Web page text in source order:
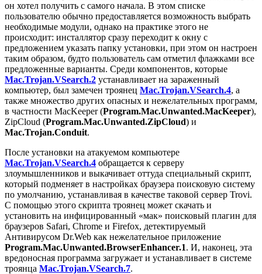
он хотел получить с самого начала. В этом списке
пользователю обычно предоставляется возможность выбрать
необходимые модули, однако на практике этого не
происходит: инсталлятор сразу переходит к окну с
предложением указать папку установки, при этом он настроен
таким образом, будто пользователь сам отметил флажками все
предложенные варианты. Среди компонентов, которые
Mac.Trojan.VSearch.2 устанавливает на зараженный
компьютер, был замечен троянец Mac.Trojan.VSearch.4, а
также множество других опасных и нежелательных программ,
в частности MacKeeper (Program.Mac.Unwanted.MacKeeper),
ZipCloud (Program.Mac.Unwanted.ZipCloud) и
Mac.Trojan.Conduit.
После установки на атакуемом компьютере
Mac.Trojan.VSearch.4 обращается к серверу
злоумышленников и выкачивает оттуда специальный скрипт,
который подменяет в настройках браузера поисковую систему
по умолчанию, устанавливая в качестве таковой сервер Trovi.
С помощью этого скрипта троянец может скачать и
установить на инфицированный «мак» поисковый плагин для
браузеров Safari, Chrome и Firefox, детектируемый
Антивирусом Dr.Web как нежелательное приложение
Program.Mac.Unwanted.BrowserEnhancer.1. И, наконец, эта
вредоносная программа загружает и устанавливает в системе
троянца Mac.Trojan.VSearch.7.